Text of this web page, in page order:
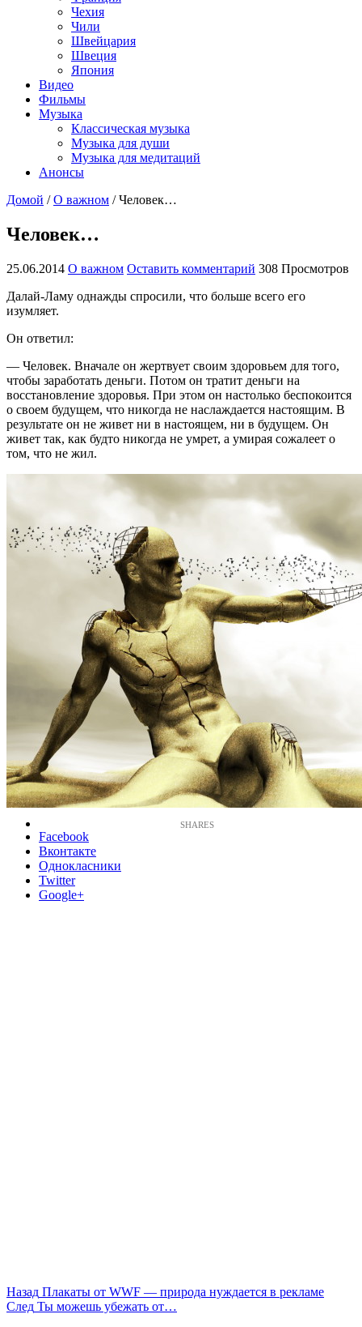
Чехия
Чили
Швейцария
Швеция
Япония
Видео
Фильмы
Музыка
Классическая музыка
Музыка для души
Музыка для медитаций
Анонсы
Домой / О важном / Человек…
Человек…
25.06.2014 О важном Оставить комментарий 308 Просмотров
Далай-Ламу однажды спросили, что больше всего его
изумляет.
Он ответил:
— Человек. Вначале он жертвует своим здоровьем для того,
чтобы заработать деньги. Потом он тратит деньги на
восстановление здоровья. При этом он настолько беспокоится
о своем будущем, что никогда не наслаждается настоящим. В
результате он не живет ни в настоящем, ни в будущем. Он
живет так, как будто никогда не умрет, а умирая сожалеет о
том, что не жил.
Facebook
Вконтакте
Однокласники
Twitter
Google+
Назад Плакаты от WWF — природа нуждается в рекламе
След Ты можешь убежать от…